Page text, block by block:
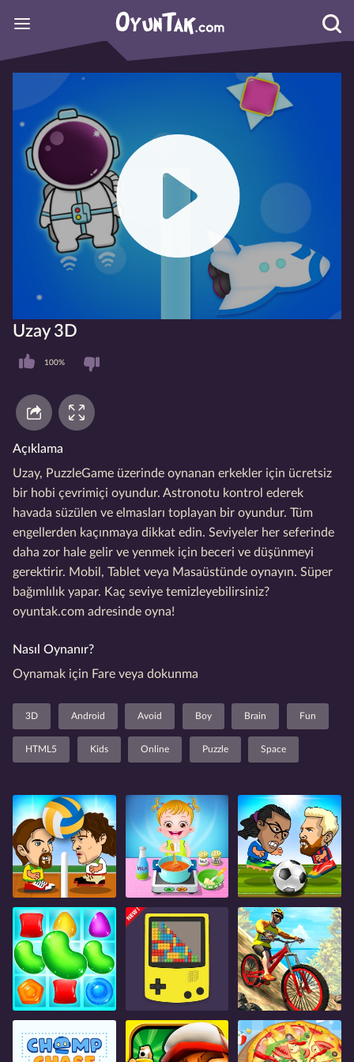
Uzay 3D
100%
Açıklama
Uzay, PuzzleGame üzerinde oynanan erkekler için ücretsiz
bir hobi çevrimiçi oyundur. Astronotu kontrol ederek
havada süzülen ve elmasları toplayan bir oyundur. Tüm
engellerden kaçınmaya dikkat edin. Seviyeler her seferinde
daha zor hale gelir ve yenmek için beceri ve düşünmeyi
gerektirir. Mobil, Tablet veya Masaüstünde oynayın. Süper
bağımlılık yapar. Kaç seviye temizleyebilirsiniz?
oyuntak.com adresinde oyna!
Nasıl Oynanır?
Oynamak için Fare veya dokunma
3D Android Avoid Boy Brain Fun
HTML5 Kids Online Puzzle Space